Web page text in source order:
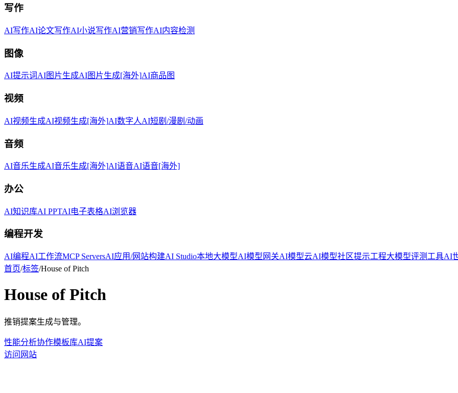
写作
AI写作AI论文写作AI小说写作AI营销写作AI内容检测
图像
AI提示词AI图片生成AI图片生成[海外]AI商品图
视频
AI视频生成AI视频生成[海外]AI数字人AI短剧/漫剧/动画
音频
AI音乐生成AI音乐生成[海外]AI语音AI语音[海外]
办公
AI知识库AI PPTAI电子表格AI浏览器
编程开发
AI编程AI工作流MCP ServersAI应用/网站构建AI Studio本地大模型AI模型网关AI模型云AI模型社区提示工程大模型评测工具AI
首页/标签/House of Pitch
House of Pitch
推销提案生成与管理。
性能分析协作模板库AI提案
访问网站